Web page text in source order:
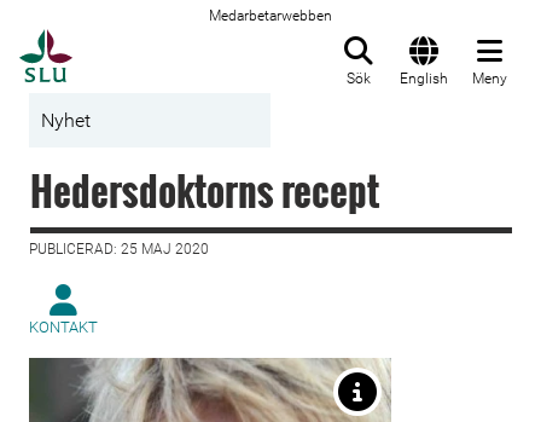
Medarbetarwebben
Sök English Meny
Nyhet
Hedersdoktorns recept
PUBLICERAD: 25 MAJ 2020
KONTAKT